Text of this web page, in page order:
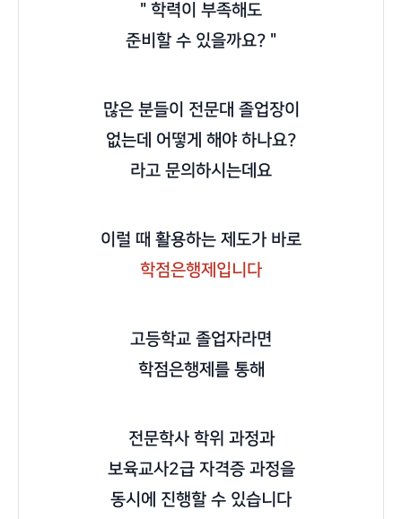
" 학력이 부족해도
준비할 수 있을까요? "
많은 분들이 전문대 졸업장이
없는데 어떻게 해야 하나요?
라고 문의하시는데요
이럴 때 활용하는 제도가 바로
학점은행제입니다
고등학교 졸업자라면
학점은행제를 통해
전문학사 학위 과정과
보육교사2급 자격증 과정을
동시에 진행할 수 있습니다